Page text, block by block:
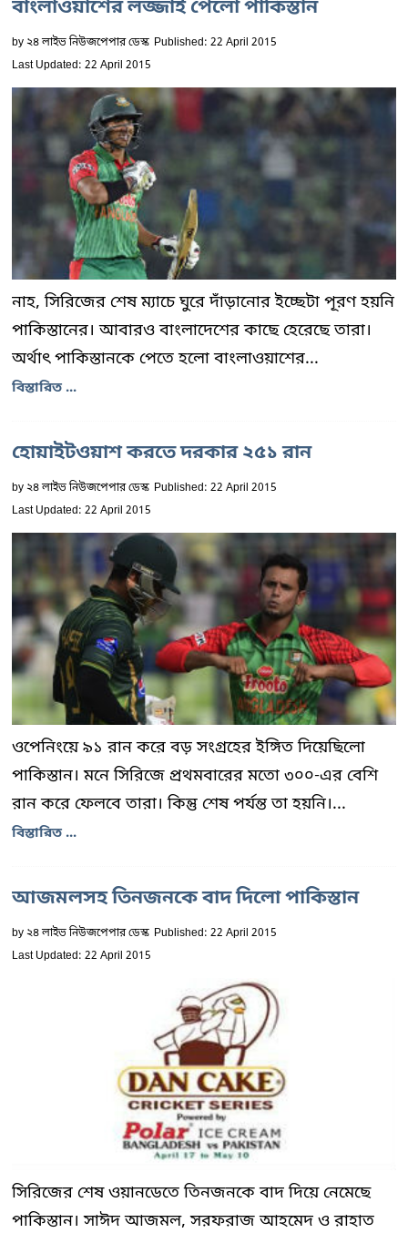
বাংলাওয়াশের লজ্জাই পেলো পাকিস্তান
by২৪ লাইভ নিউজপেপার ডেস্ক Published: 22 April 2015
Last Updated: 22 April 2015
নাহ, সিরিজের শেষ ম্যাচে ঘুরে দাঁড়ানোর ইচ্ছেটা পূরণ হয়নি
পাকিস্তানের। আবারও বাংলাদেশের কাছে হেরেছে তারা।
অর্থাৎ পাকিস্তানকে পেতে হলো বাংলাওয়াশের...
বিস্তারিত ...
হোয়াইটওয়াশ করতে দরকার ২৫১ রান
by২৪ লাইভ নিউজপেপার ডেস্ক Published: 22 April 2015
Last Updated: 22 April 2015
ওপেনিংয়ে ৯১ রান করে বড় সংগ্রহের ইঙ্গিত দিয়েছিলো
পাকিস্তান। মনে সিরিজে প্রথমবারের মতো ৩০০-এর বেশি
রান করে ফেলবে তারা। কিন্তু শেষ পর্যন্ত তা হয়নি।...
বিস্তারিত ...
আজমলসহ তিনজনকে বাদ দিলো পাকিস্তান
by২৪ লাইভ নিউজপেপার ডেস্ক Published: 22 April 2015
Last Updated: 22 April 2015
সিরিজের শেষ ওয়ানডেতে তিনজনকে বাদ দিয়ে নেমেছে
পাকিস্তান। সাঈদ আজমল, সরফরাজ আহমেদ ও রাহাত